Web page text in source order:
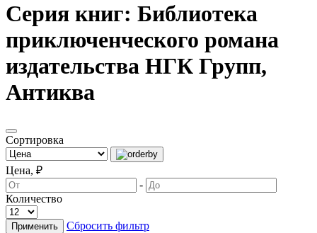
Серия книг: Библиотека
приключенческого романа
издательства НГК Групп,
Антиква
Сортировка
Цена, ₽
-
Количество
Применить
Сбросить фильтр